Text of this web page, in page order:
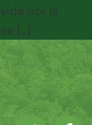
por la
[…]